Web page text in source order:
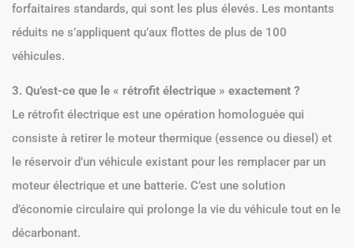
forfaitaires standards, qui sont les plus élevés. Les montants
réduits ne s’appliquent qu’aux flottes de plus de 100
véhicules.
3. Qu’est-ce que le « rétrofit électrique » exactement ?
Le rétrofit électrique est une opération homologuée qui
consiste à retirer le moteur thermique (essence ou diesel) et
le réservoir d’un véhicule existant pour les remplacer par un
moteur électrique et une batterie. C’est une solution
d’économie circulaire qui prolonge la vie du véhicule tout en le
décarbonant.